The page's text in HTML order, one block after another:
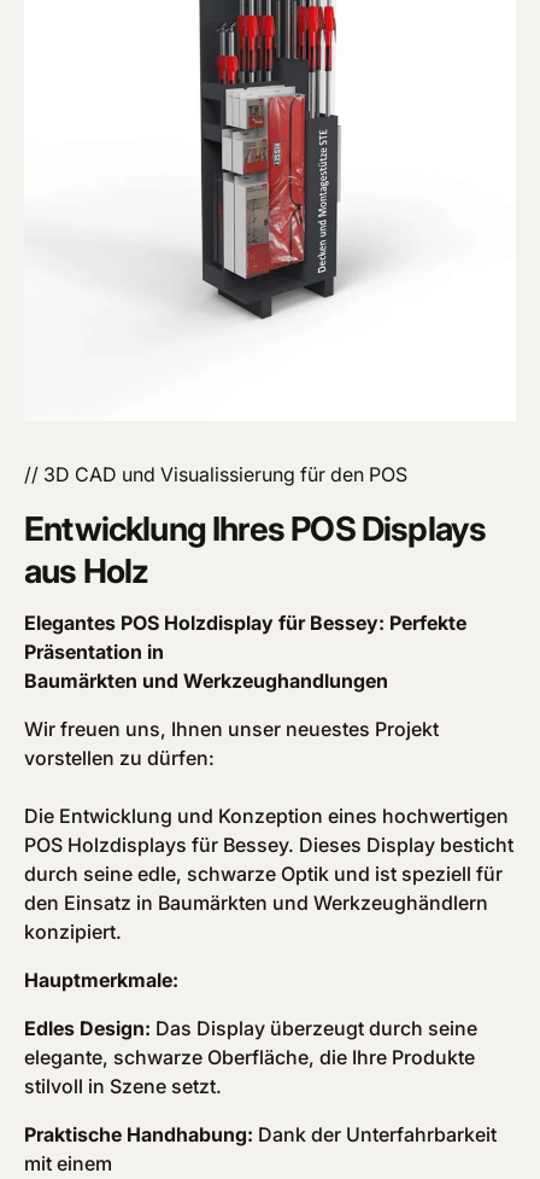
// 3D CAD und Visualissierung für den POS
Entwicklung Ihres POS Displays
aus Holz
Elegantes POS Holzdisplay für Bessey: Perfekte
Präsentation in
Baumärkten und Werkzeughandlungen
Wir freuen uns, Ihnen unser neuestes Projekt
vorstellen zu dürfen:
Die Entwicklung und Konzeption eines hochwertigen
POS Holzdisplays für Bessey. Dieses Display besticht
durch seine edle, schwarze Optik und ist speziell für
den Einsatz in Baumärkten und Werkzeughändlern
konzipiert.
Hauptmerkmale:
Edles Design: Das Display überzeugt durch seine
elegante, schwarze Oberfläche, die Ihre Produkte
stilvoll in Szene setzt.
Praktische Handhabung: Dank der Unterfahrbarkeit
mit einem